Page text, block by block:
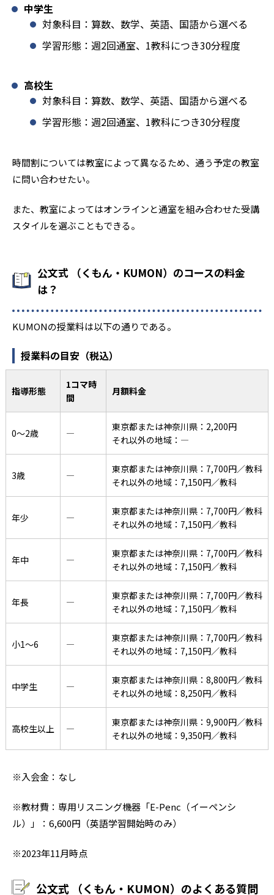
中学生
対象科目：算数、数学、英語、国語から選べる
学習形態：週2回通室、1教科につき30分程度
高校生
対象科目：算数、数学、英語、国語から選べる
学習形態：週2回通室、1教科につき30分程度
時間割については教室によって異なるため、通う予定の教室
に問い合わせたい。
また、教室によってはオンラインと通室を組み合わせた受講
スタイルを選ぶこともできる。
公文式 （くもん・KUMON）のコースの料金
は？
KUMONの授業料は以下の通りである。
授業料の目安（税込）
指導形態
1コマ時
間
月額料金
0〜2歳 ―
東京都または神奈川県：2,200円
それ以外の地域：―
3歳 ―
東京都または神奈川県：7,700円／教科
それ以外の地域：7,150円／教科
年少 ―
東京都または神奈川県：7,700円／教科
それ以外の地域：7,150円／教科
年中 ―
東京都または神奈川県：7,700円／教科
それ以外の地域：7,150円／教科
年長 ―
東京都または神奈川県：7,700円／教科
それ以外の地域：7,150円／教科
小1〜6 ―
東京都または神奈川県：7,700円／教科
それ以外の地域：7,150円／教科
中学生 ―
東京都または神奈川県：8,800円／教科
それ以外の地域：8,250円／教科
高校生以上 ―
東京都または神奈川県：9,900円／教科
それ以外の地域：9,350円／教科
※入会金：なし
※教材費：専用リスニング機器「E-Penc（イーペンシ
ル）」：6,600円（英語学習開始時のみ）
※2023年11月時点
公文式 （くもん・KUMON）のよくある質問